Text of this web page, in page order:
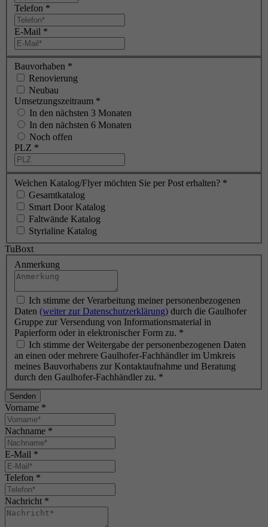
Telefon *
E-Mail *
Bauvorhaben *
Renovierung
Neubau
Umsetzungszeitraum *
In den nächsten 3 Monaten
In den nächsten 6 Monaten
Noch offen
PLZ *
Welchen Katalog/Flyer möchten Sie per Post erhalten? *
Gesamtkatalog
Smart Door Katalog
Faltwände Katalog
Styrialine Katalog
TuBoxt
Anmerkung
Ich stimme der Verarbeitung meiner personenbezogenen
Daten (weiter zur Datenschutzerklärung) durch die Gaulhofer
Gruppe zur Versendung von Informationsmaterial in
Papierform oder in elektronischer Form zu. *
Ich stimme der Weitergabe der personenbezogenen Daten
an einen oder mehrere Gaulhofer-Fachhändler im Umkreis
meines Bauvorhabens zur Kontaktaufnahme und Beratung
durch den Gaulhofer-Fachhändler zu. *
Senden
Vorname *
Nachname *
E-Mail *
Telefon *
Nachricht *